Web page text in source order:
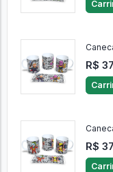
R$
R$